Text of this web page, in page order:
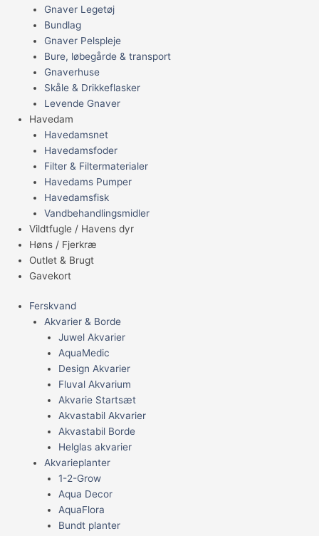
Gnaver Legetøj
Bundlag
Gnaver Pelspleje
Bure, løbegårde & transport
Gnaverhuse
Skåle & Drikkeflasker
Levende Gnaver
Havedam
Havedamsnet
Havedamsfoder
Filter & Filtermaterialer
Havedams Pumper
Havedamsfisk
Vandbehandlingsmidler
Vildtfugle / Havens dyr
Høns / Fjerkræ
Outlet & Brugt
Gavekort
Ferskvand
Akvarier & Borde
Juwel Akvarier
AquaMedic
Design Akvarier
Fluval Akvarium
Akvarie Startsæt
Akvastabil Akvarier
Akvastabil Borde
Helglas akvarier
Akvarieplanter
1-2-Grow
Aqua Decor
AquaFlora
Bundt planter